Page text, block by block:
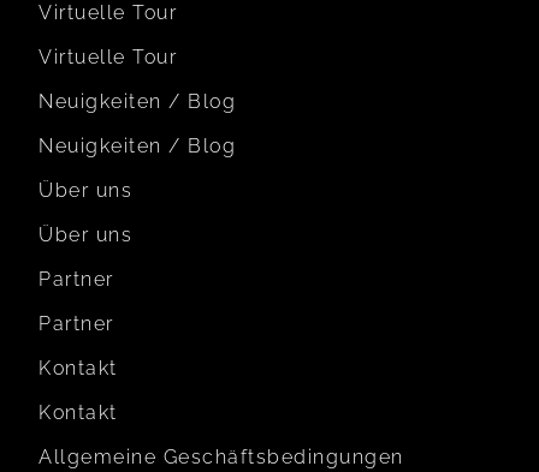
Virtuelle Tour
Virtuelle Tour
Neuigkeiten / Blog
Neuigkeiten / Blog
Über uns
Über uns
Partner
Partner
Kontakt
Kontakt
Allgemeine Geschäftsbedingungen